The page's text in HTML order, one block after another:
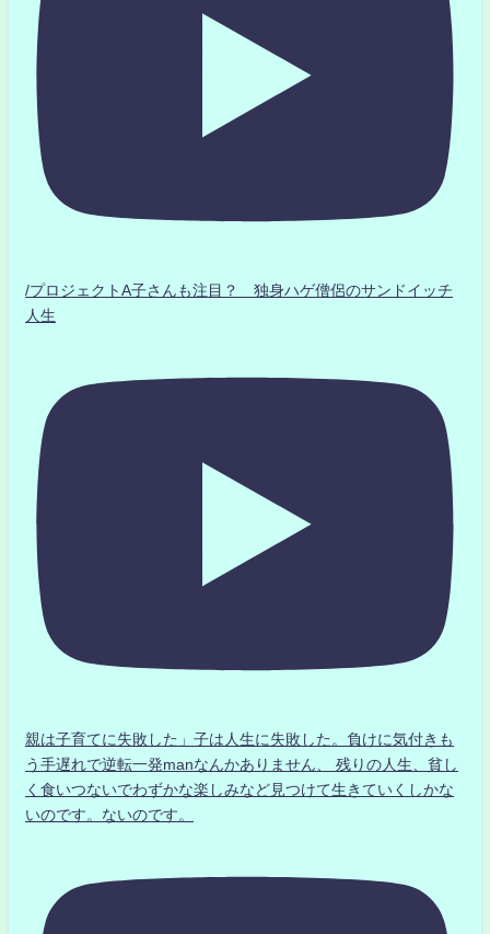
/プロジェクトA子さんも注目？ 独身ハゲ僧侶のサンドイッチ
人生
親は子育てに失敗した」子は人生に失敗した。負けに気付きも
う手遅れで逆転一発manなんかありません、 残りの人生、貧し
く食いつないでわずかな楽しみなど見つけて生きていくしかな
いのです。ないのです。